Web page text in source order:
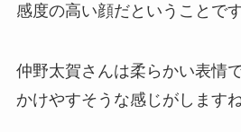
感度の高い顔だということです
仲野太賀さんは柔らかい表情
かけやすそうな感じがしますね